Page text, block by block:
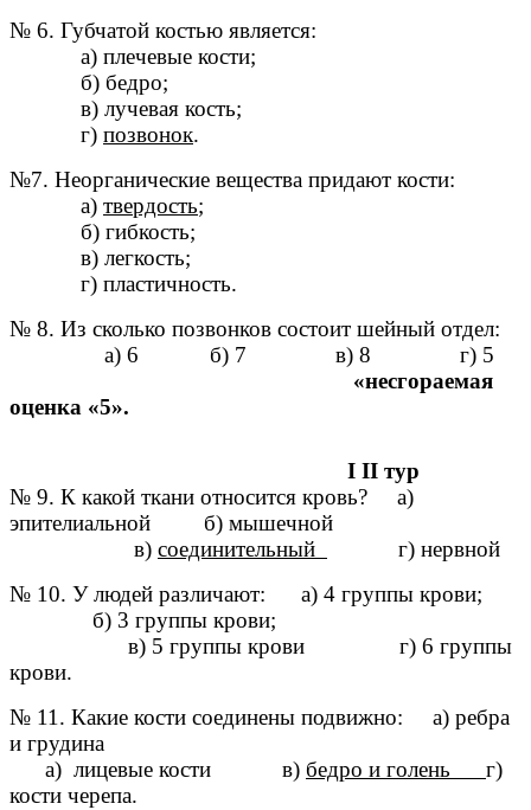
№ 6. Губчатой костью является:
а) плечевые кости;
б) бедро;
в) лучевая кость;
г) позвонок.
№7. Неорганические вещества придают кости:
а) твердость;
б) гибкость;
в) легкость;
г) пластичность.
№ 8. Из сколько позвонков состоит шейный отдел:
а) 6 б) 7 в) 8 г) 5
«несгораемая
оценка «5».
I II тур
№ 9. К какой ткани относится кровь? а)
эпителиальной б) мышечной
в) соединительный
г) нервной
№ 10. У людей различают: а) 4 группы крови;
б) 3 группы крови;
в) 5 группы крови г) 6 группы
крови.
№ 11. Какие кости соединены подвижно: а) ребра
и грудина
а) лицевые кости в) бедро и голень г)
кости черепа.